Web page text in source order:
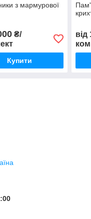
з мармурової
₴/
Купити
від